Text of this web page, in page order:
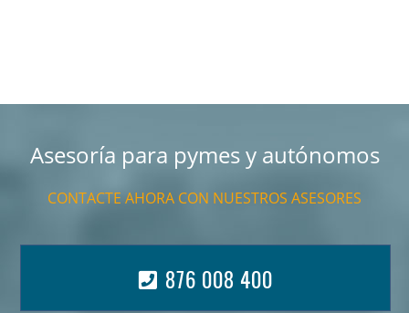
Asesoría para pymes y autónomos
CONTACTE AHORA CON NUESTROS ASESORES
876 008 400